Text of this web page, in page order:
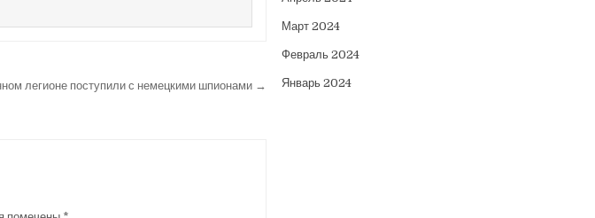
легионе поступили с немецкими шпионами →
Март 2024
Февраль 2024
Январь 2024